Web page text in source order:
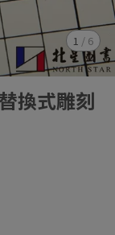
1 / 6
換式雕刻